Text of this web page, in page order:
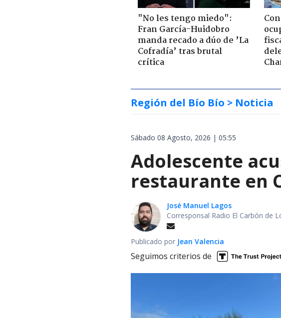
"No les tengo miedo":
Fran García-Huidobro
manda recado a dúo de ’La
Cofradía’ tras brutal
crítica
Región del Bío Bío > Noticia
Sábado 08 Agosto, 2026 | 05:55
Adolescente
restaurante en
José Manuel Lagos
Corresponsal Radio El Carbón de
Publicado por Jean Valencia
Seguimos criterios de